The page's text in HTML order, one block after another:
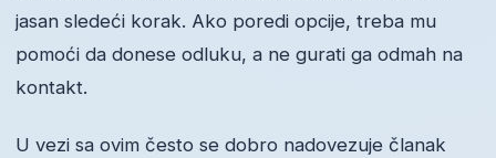
jasan sledeći korak. Ako poredi opcije, treba mu
pomoći da donese odluku, a ne gurati ga odmah na
kontakt.
U vezi sa ovim često se dobro nadovezuje članak